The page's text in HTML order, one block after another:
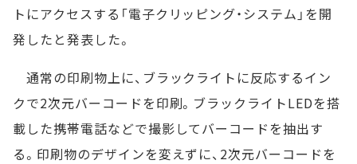
トにアクセスする「電子クリッピング・システム」を開
発したと発表した。
通常の印刷物上に、ブラックライトに反応するイン
クで2次元バーコードを印刷。ブラックライトLEDを搭
載した携帯電話などで撮影してバーコードを抽出す
る。印刷物のデザインを変えずに、2次元バーコードを